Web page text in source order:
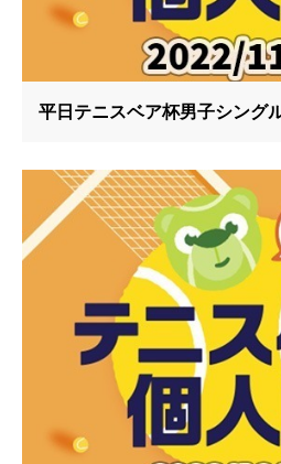
平日テニスベア杯男子シング